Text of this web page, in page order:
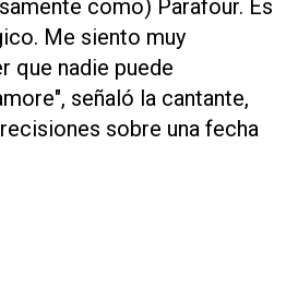
como) Parafour. Es
Me siento muy
que nadie puede
, señaló la cantante,
sobre una fecha